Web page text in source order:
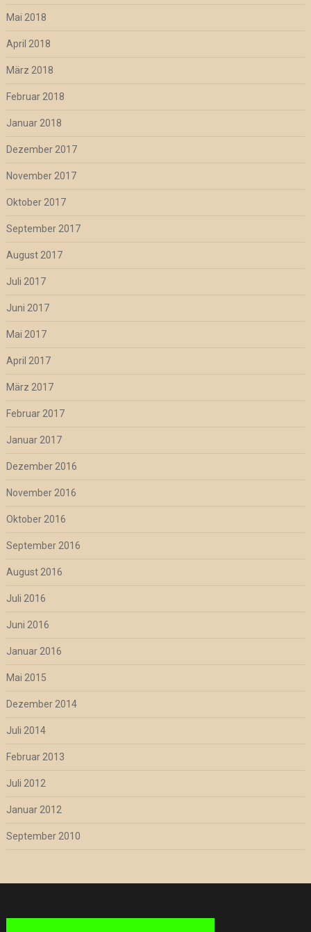
Mai 2018
April 2018
März 2018
Februar 2018
Januar 2018
Dezember 2017
November 2017
Oktober 2017
September 2017
August 2017
Juli 2017
Juni 2017
Mai 2017
April 2017
März 2017
Februar 2017
Januar 2017
Dezember 2016
November 2016
Oktober 2016
September 2016
August 2016
Juli 2016
Juni 2016
Januar 2016
Mai 2015
Dezember 2014
Juli 2014
Februar 2013
Juli 2012
Januar 2012
September 2010